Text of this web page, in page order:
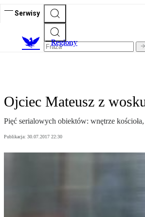
Serwisy
Regiony
Ojciec Mateusz z
Pięć serialowych obiektów: wnętrze
Publikacja: 30.07.2017 22:30